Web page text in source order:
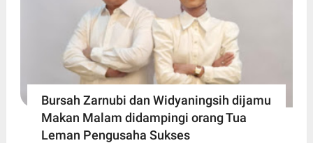
Bursah Zarnubi dan Widyaningsih dijamu
Makan Malam didampingi orang Tua
Leman Pengusaha Sukses